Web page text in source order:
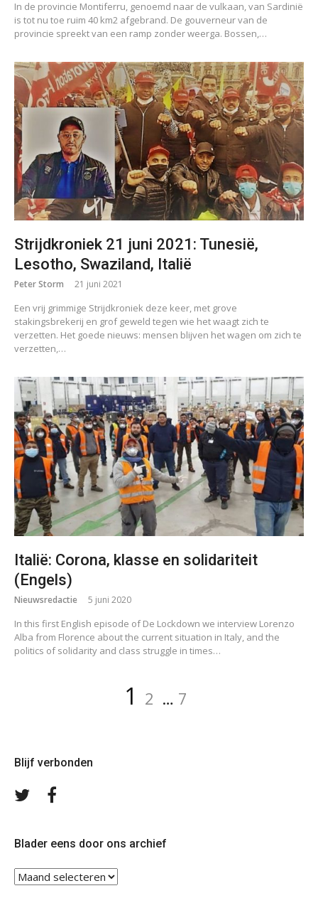
In de provincie Montiferru, genoemd naar de vulkaan, van Sardinië
is tot nu toe ruim 40 km2 afgebrand. De gouverneur van de
provincie spreekt van een ramp zonder weerga. Bossen,…
Strijdkroniek 21 juni 2021: Tunesië,
Lesotho, Swaziland, Italië
Peter Storm 21 juni 2021
Een vrij grimmige Strijdkroniek deze keer, met grove
stakingsbrekerij en grof geweld tegen wie het waagt zich te
verzetten. Het goede nieuws: mensen blijven het wagen om zich te
verzetten,…
Italië: Corona, klasse en solidariteit
(Engels)
Nieuwsredactie 5 juni 2020
In this first English episode of De Lockdown we interview Lorenzo
Alba from Florence about the current situation in Italy, and the
politics of solidarity and class struggle in times…
Pagina
1 Pagina
2 … Pagina
7
Blijf verbonden
Volg
Blader eens door ons archief
Blader
eens